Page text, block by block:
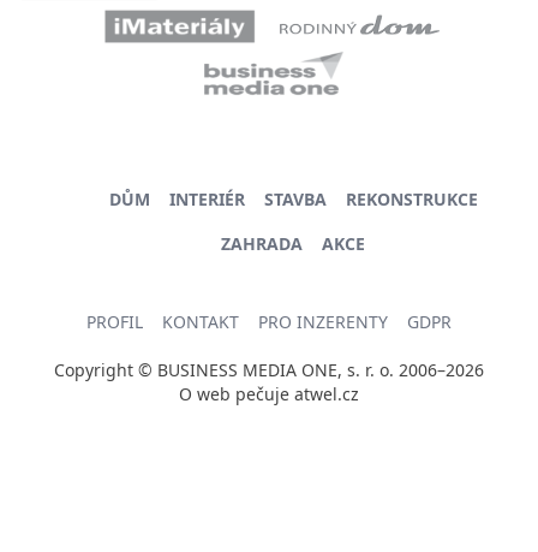
DŮM INTERIÉR STAVBA
REKONSTRUKCE
ZAHRADA
AKCE
PROFIL KONTAKT PRO INZERENTY GDPR
Copyright © BUSINESS MEDIA ONE, s. r. o. 2006–2026